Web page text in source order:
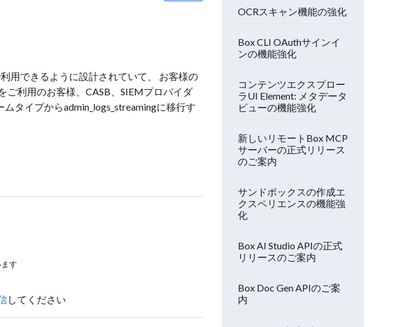
用できるように設計されていて、 お客様の
利用のお客様、CASB、SIEMプロバイダ
タイプからadmin_logs_streamingに移行す
す
してください
OCRスキャン機能の強化
Box CLI OAuthサインイ
ンの機能強化
コンテンツエクスプロー
ラUI Element: メタデータ
ビューの機能強化
新しいリモートBox MCP
サーバーの正式リリース
のご案内
サンドボックスの作成エ
クスペリエンスの機能強
化
Box AI Studio APIの正式
リリースのご案内
Box Doc Gen APIのご案
内